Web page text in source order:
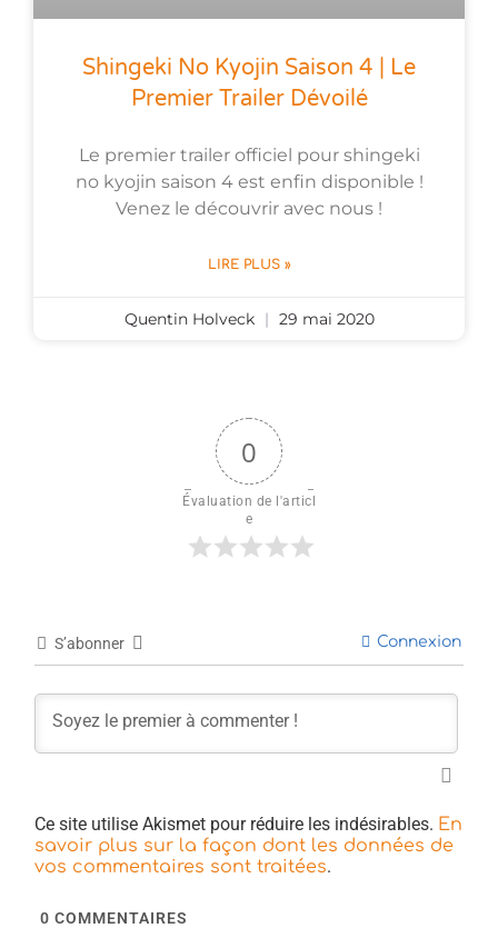
Shingeki No Kyojin Saison 4 | Le
Premier Trailer Dévoilé
Le premier trailer officiel pour shingeki
no kyojin saison 4 est enfin disponible !
Venez le découvrir avec nous !
LIRE PLUS »
Quentin Holveck 29 mai 2020
0
Évaluation de l'articl
e
S’abonner Connexion
Ce site utilise Akismet pour réduire les indésirables. En
savoir plus sur la façon dont les données de
vos commentaires sont traitées.
0 COMMENTAIRES